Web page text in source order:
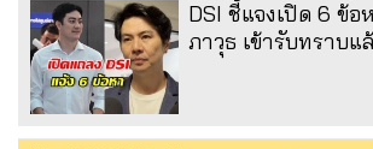
DSI ชี้แจงเปิด 6 ข้
ภาวุธ เข้ารับทราบแ